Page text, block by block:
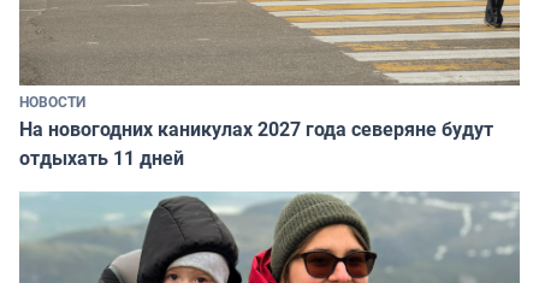
НОВОСТИ
На новогодних каникулах 2027 года северяне будут
отдыхать 11 дней